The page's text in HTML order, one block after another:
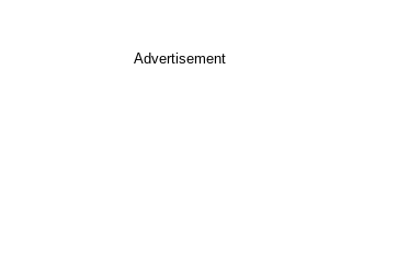
Advertisement